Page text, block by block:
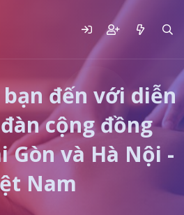
đến với diễn
cộng đồng
Gòn và Hà Nội -
Nam